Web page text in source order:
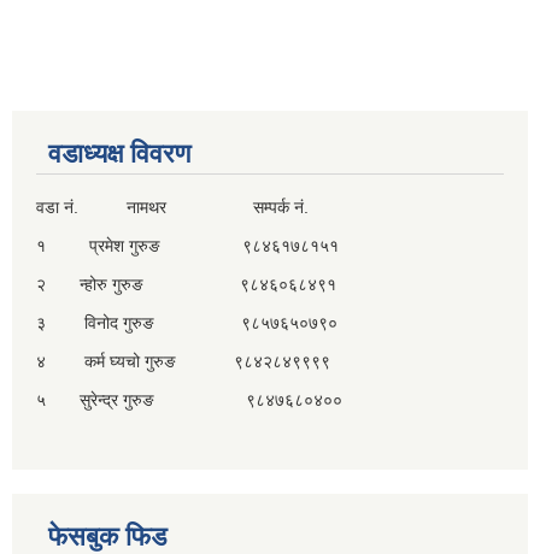
वडाध्यक्ष विवरण
वडा नं. नामथर सम्पर्क नं.
१ प्रमेश गुरुङ ९८४६१७८१५१
२ न्होरु गुरुङ ९८४६०६८४९१
३ विनोद गुरुङ ९८५७६५०७९०
४ कर्म घ्यचो गुरुङ ९८४२८४९९९९
५ सुरेन्द्र गुरुङ ९८४७६८०४००
फेसबुक फिड